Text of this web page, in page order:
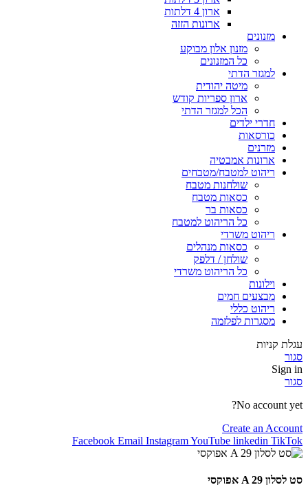
ארון 4 דלתות
ארונות הזזה
מזנונים
מזנון אלון מבוקע
כל המזנונים
למגזר הדתי
מיטה יהודית
ארון ספריות קודש
הכל למגזר הדתי
חדרי ילדים
כורסאות
מזרנים
ארונות אמבטיה
ריהוט למטבח/מטבחים
שולחנות מטבח
כסאות מטבח
כסאות בר
כל הריהוט למטבח
ריהוט משרדי
כסאות מנהלים
שולחן / דלפק
כל הריהוט משרדי
וילונות
מבצעים חמים
ריהוט כללי
מסגרות לפלזמה
עגלת קניות
סגור
Sign in
סגור
No account yet?
Create an Account
Facebook Email InstagramYouTube linkedin TikTok
סט לסלון A 29 אפוקסי